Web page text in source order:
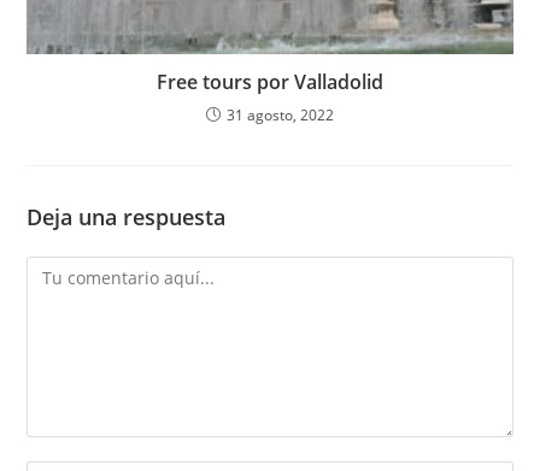
Free tours por Valladolid
31 agosto, 2022
Deja una respuesta